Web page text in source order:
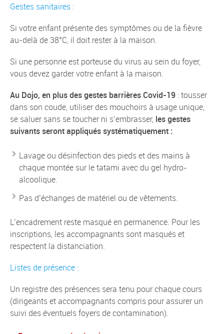
Gestes sanitaires :
Si votre enfant présente des symptômes ou de la fièvre
au-delà de 38°C, il doit rester à la maison.
Si une personne est porteuse du virus au sein du foyer,
vous devez garder votre enfant à la maison.
Au Dojo, en plus des gestes barrières Covid-19 : tousser
dans son coude, utiliser des mouchoirs à usage unique,
se saluer sans se toucher ni s’embrasser, les gestes
suivants seront appliqués systématiquement :
Lavage ou désinfection des pieds et des mains à
chaque montée sur le tatami avec du gel hydro-
alcoolique.
Pas d’échanges de matériel ou de vêtements.
L’encadrement reste masqué en permanence. Pour les
inscriptions, les accompagnants sont masqués et
respectent la distanciation.
Listes de présence :
Un registre des présences sera tenu pour chaque cours
(dirigeants et accompagnants compris pour assurer un
suivi des éventuels foyers de contamination).